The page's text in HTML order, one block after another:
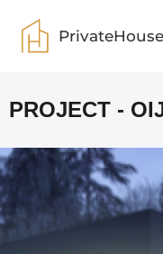
PrivateHouse
PROJECT -